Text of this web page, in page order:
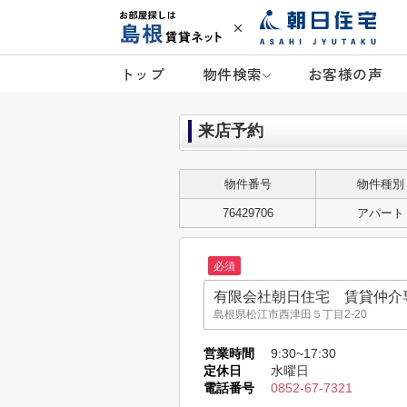
トップ 物件検索 お客様の声
来店予約
物件番号 物件種別
76429706 アパート
必須
有限会社朝日住宅 賃貸仲介
島根県松江市西津田５丁目2-20
有限会社朝日住宅 賃貸仲介
島根県松江市西津田５丁目2-20
いい部屋ネット松江北店
営業時間
9:30~17:30
定休日
水曜日
電話番号
0852-67-7321